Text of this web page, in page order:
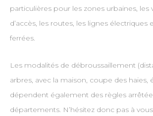
particulières pour les zones urbaines, les
d’accès, les routes, les lignes électriques
ferrées.
Les modalités de débroussaillement
arbres, avec la maison, coupe des haies,
dépendent également des règles
départements. N’hésitez donc pas à